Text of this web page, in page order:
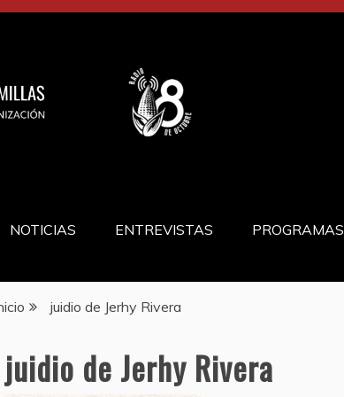
NOTICIAS ENTREVISTAS PROGRAMAS
juidio de Jerhy Rivera
juidio de Jerhy Rivera